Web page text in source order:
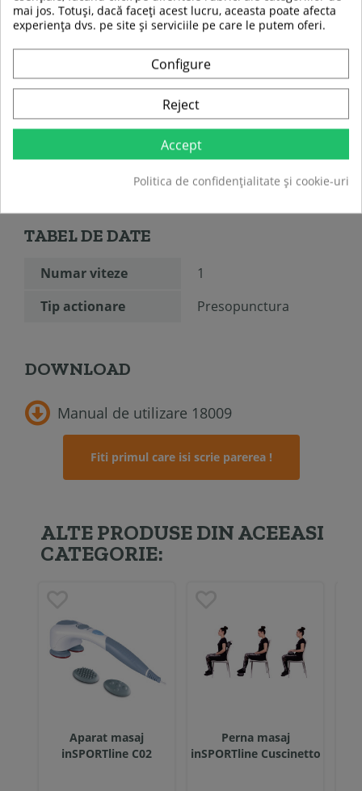
TABEL DE DATE
Numar viteze
1
Tip actionare
Presopunctura
DOWNLOAD
Manual de utilizare 18009
Fiti primul care isi scrie parerea !
ALTE PRODUSE DIN ACEEASI
CATEGORIE:
Aparat masaj
inSPORTline C02
Perna masaj
inSPORTline Cuscinetto
mai jos. Totuși, dacă faceți acest lucru, aceasta poate afecta
experiența dvs. pe site și serviciile pe care le putem oferi.
Configure
Reject
Accept
Politica de confidențialitate și cookie-uri